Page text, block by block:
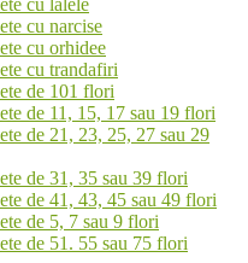
cu narcise
cu orhidee
cu trandafiri
de 101 flori
de 11, 15, 17 sau 19 flori
de 21, 23, 25, 27 sau 29
de 31, 35 sau 39 flori
de 41, 43, 45 sau 49 flori
de 5, 7 sau 9 flori
de 51. 55 sau 75 flori